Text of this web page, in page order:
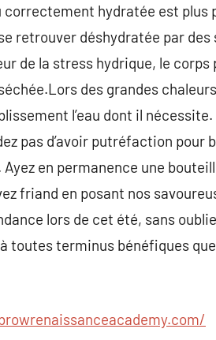
correctement hydratée est
retrouver déshydratée par
de la stress hydrique, le
des grandes
l’eau dont il
pas d’avoir putréfaction
en permanence une
friand en posant nos
lors de cet été, sans
toutes terminus bénéfiques que